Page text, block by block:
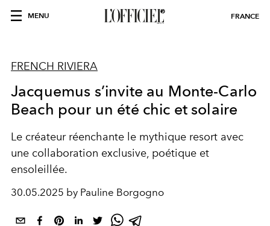
MENU FRANCE
FRENCH RIVIERA
Jacquemus s’invite au Monte-Carlo
Beach pour un été chic et solaire
Le créateur réenchante le mythique resort avec
une collaboration exclusive, poétique et
ensoleillée.
30.05.2025 by Pauline Borgogno